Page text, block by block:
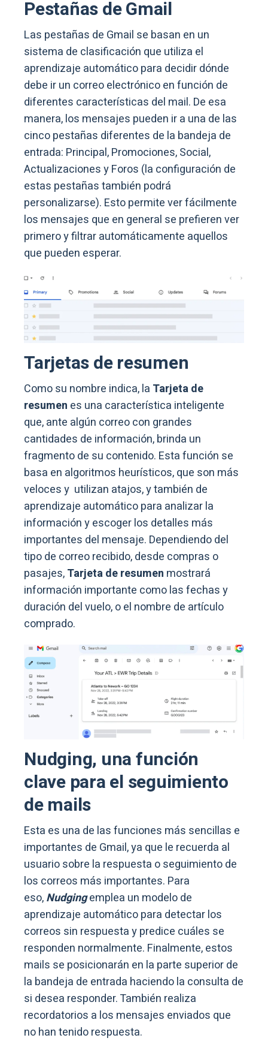
Pestañas de Gmail
Las pestañas de Gmail se basan en un
sistema de clasificación que utiliza el
aprendizaje automático para decidir dónde
debe ir un correo electrónico en función de
diferentes características del mail. De esa
manera, los mensajes pueden ir a una de las
cinco pestañas diferentes de la bandeja de
entrada: Principal, Promociones, Social,
Actualizaciones y Foros (la configuración de
estas pestañas también podrá
personalizarse). Esto permite ver fácilmente
los mensajes que en general se prefieren ver
primero y filtrar automáticamente aquellos
que pueden esperar.
Tarjetas de resumen
Como su nombre indica, la Tarjeta de
resumen es una característica inteligente
que, ante algún correo con grandes
cantidades de información, brinda un
fragmento de su contenido. Esta función se
basa en algoritmos heurísticos, que son más
veloces y utilizan atajos, y también de
aprendizaje automático para analizar la
información y escoger los detalles más
importantes del mensaje. Dependiendo del
tipo de correo recibido, desde compras o
pasajes,Tarjeta de resumen mostrará
información importante como las fechas y
duración del vuelo, o el nombre de artículo
comprado.
Nudging, una función
clave para el seguimiento
de mails
Esta es una de las funciones más sencillas e
importantes de Gmail, ya que le recuerda al
usuario sobre la respuesta o seguimiento de
los correos más importantes. Para
eso,Nudgingemplea un modelo de
aprendizaje automático para detectar los
correos sin respuesta y predice cuáles se
responden normalmente. Finalmente, estos
mails se posicionarán en la parte superior de
la bandeja de entrada haciendo la consulta de
si desea responder. También realiza
recordatorios a los mensajes enviados que
no han tenido respuesta.